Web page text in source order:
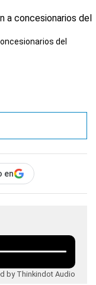
del
en
by Thinkindot Audio